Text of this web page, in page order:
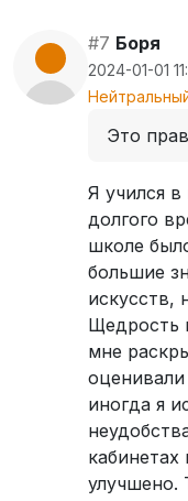
#7 Боря
2024-01-01
Это
Я учился
долгого
школе
большие
искусств,
Щедрость
мне
иногда я
улучшено.